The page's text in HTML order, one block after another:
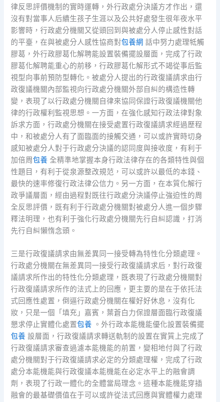
律反思評價機制的實時運轉，外行政處分決議方才作出，還
沒有對當事人后續生孩子生涯以及公共好處發生很年夜水平
影響時，行政處分機關又從頭回到與被處分人停止感性對話
的平臺，在與被處分人感性協商對包養網 話中努力處理牴觸
膠葛，外行政膠葛化解聘能設置裝備擺設層面，完成了行政
膠葛化解聘能重心的前移，行政膠葛化解形式不竭從事后監
視型向事前預防型轉化。被處分人提出的行政復議請求由行
政復議機關內部監視向行政處分機關外部自糾的構造性轉
變，表現了以行政處分機關自律來協同保證行政復議機關他
律的行政權利監視思想。一方面，在強化感知行政法律對象
訴求方面，行政處分機關在接受處置行政復議請求經過歷程
中，和被處分人有了面臨面的接觸交通，可以或許實時切身
感知被處分人對于行政處分決議的認同度與接收度，有利于
加倍周包養 全精準地掌握本身行政法律存在的各類特性與個
性題目，有利于從泉源整改規范，可以或許以最低的本錢、
最快的速率修復行政法律公信力。另一方面，在本質化解行
政爭議層面，經由過程對既往行政處分決議停止強迫性的周
全反思評價，既有利于行政處分機關對被處分人進一個步驟
釋法明理，也有利于強化行政處分機關先行自糾認識，打消
先行自糾懶惰念頭。
三是行政復議請求由無差異同一接受轉為特性化分類處理。
行政處分機關在無差異同一接受行政復議請求后，對行政復
議請求所作出的特性化分類處理，既表現了行政處分機關對
行政復議請求所作的法式上的回應，更主要的是在于依托法
式回應性處置，倒逼行政處分機關在權好好休息，沒有化
妝，只是一個「填充」嘉賓，葉蒼白力保證層面臨行政復議
懇求停止實體化處置包養 。外行政本能機能優化設置裝備擺
包養 設層面，行政復議請求轉送軌制的設置在實質上完成了
行政復議請求審查過濾本能機能的前置，變相地付與了行政
處分機關對于行政復議請求必定的分類處理權，完成了行政
處分本能機能與行政復議本能機能在必定水平上的融會調
劑，表現了行政一體化的全體當局理念。這種本能機能穿插
融會的最基礎價值在于可以或許從法式回應與實體權力處理